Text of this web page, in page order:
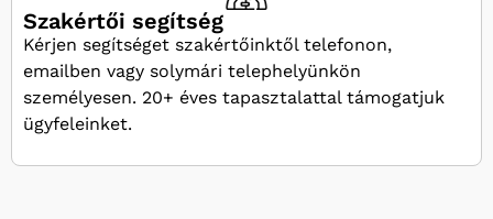
Szakértői segítség
Kérjen segítséget szakértőinktől telefonon,
emailben vagy solymári telephelyünkön
személyesen. 20+ éves tapasztalattal támogatjuk
ügyfeleinket.